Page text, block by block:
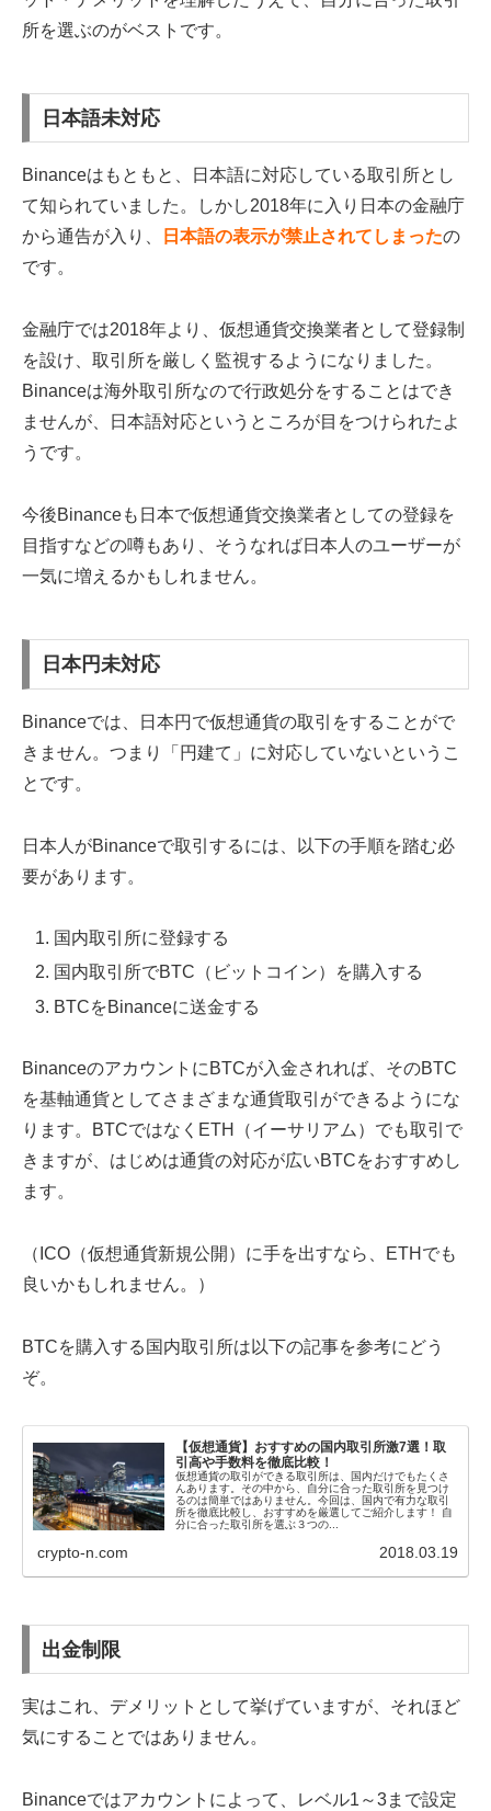
所を選ぶのがベストです。
日本語未対応
Binanceはもともと、日本語に対応している取引所とし
て知られていました。しかし2018年に入り日本の金融庁
から通告が入り、
日本語の表示が禁止されてしまったの
です。
金融庁では2018年より、仮想通貨交換業者として登録制
を設け、取引所を厳しく監視するようになりました。
Binanceは海外取引所なので行政処分をすることはでき
ませんが、日本語対応というところが目をつけられたよ
うです。
今後Binanceも日本で仮想通貨交換業者としての登録を
目指すなどの噂もあり、そうなれば日本人のユーザーが
一気に増えるかもしれません。
日本円未対応
Binanceでは、日本円で仮想通貨の取引をすることがで
きません。つまり「円建て」に対応していないというこ
とです。
日本人がBinanceで取引するには、以下の手順を踏む必
要があります。
国内取引所に登録する
国内取引所でBTC（ビットコイン）を購入する
BTCをBinanceに送金する
BinanceのアカウントにBTCが入金されれば、そのBTC
を基軸通貨としてさまざまな通貨取引ができるようにな
ります。BTCではなくETH（イーサリアム）でも取引で
きますが、はじめは通貨の対応が広いBTCをおすすめし
ます。
（ICO（仮想通貨新規公開）に手を出すなら、ETHでも
良いかもしれません。）
BTCを購入する国内取引所は以下の記事を参考にどう
ぞ。
【仮想通貨】おすすめの国内取引所激7選！取
引高や手数料を徹底比較！
仮想通貨の取引ができる取引所は、国内だけでもたくさ
んあります。その中から、自分に合った取引所を見つけ
るのは簡単ではありません。今回は、国内で有力な取引
所を徹底比較し、おすすめを厳選してご紹介します！ 自
分に合った取引所を選ぶ３つの...
crypto-n.com 2018.03.19
出金制限
実はこれ、デメリットとして挙げていますが、それほど
気にすることではありません。
Binanceではアカウントによって、レベル1～3まで設定